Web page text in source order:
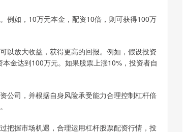
例如，10万元本金，配资10倍，则可获得100万
以放大收益，获得更高的回报。例如，假设投资
金达到100万元。如果股票上涨10%，投资者自
公司，并根据自身风险承受能力合理控制杠杆倍
把握市场机遇，合理运用杠杆股票配资行情，投